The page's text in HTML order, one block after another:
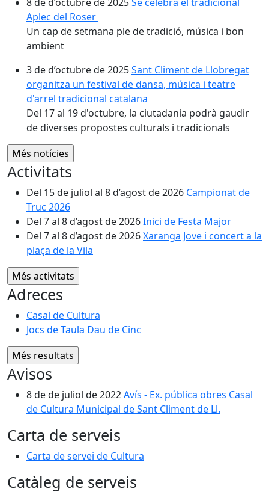
Aplec del Roser
Un cap de setmana ple de tradició, música i bon
ambient
3 de d’octubre de 2025Sant Climent de Llobregat
organitza un festival de dansa, música i teatre
d'arrel tradicional catalana
Del 17 al 19 d'octubre, la ciutadania podrà gaudir
de diverses propostes culturals i tradicionals
Activitats
Del 15 de juliol al 8 d’agost de 2026 Campionat de
Truc 2026
Del 7 al 8 d’agost de 2026Inici de Festa Major
Del 7 al 8 d’agost de 2026Xaranga Jove i concert a la
plaça de la Vila
Adreces
Casal de Cultura
Jocs de Taula Dau de Cinc
Avisos
8 de de juliol de 2022Avís - Ex. pública obres Casal
de Cultura Municipal de Sant Climent de Ll.
Carta de serveis
Carta de servei de Cultura
Catàleg de serveis